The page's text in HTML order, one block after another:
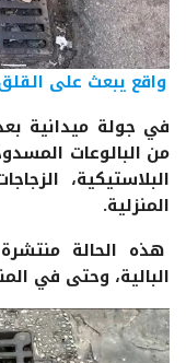
واقع يبعث على
في جولة ميدانية
من البالوعات
البلاستيكية،
المنزلية.
هذه الحالة
البالية، وحتى في